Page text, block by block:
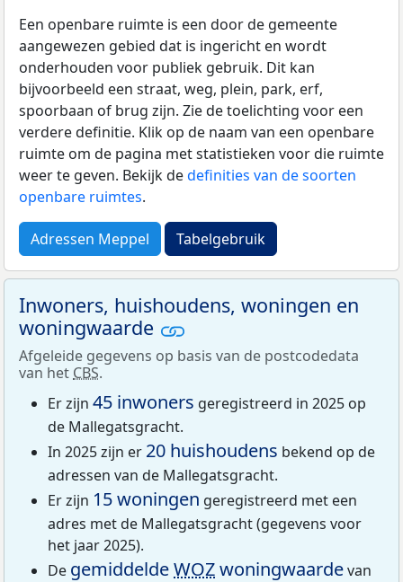
Een openbare ruimte is een door de gemeente
aangewezen gebied dat is ingericht en wordt
onderhouden voor publiek gebruik. Dit kan
bijvoorbeeld een straat, weg, plein, park, erf,
spoorbaan of brug zijn. Zie de toelichting voor een
verdere definitie. Klik op de naam van een openbare
ruimte om de pagina met statistieken voor die ruimte
weer te geven. Bekijk dedefinities van de soorten
openbare ruimtes.
Adressen Meppel Tabelgebruik
Inwoners, huishoudens, woningen en
woningwaarde
Afgeleide gegevens op basis van de postcodedata
van het CBS.
Er zijn 45 inwoners geregistreerd in 2025 op
de Mallegatsgracht.
In 2025 zijn er 20 huishoudens bekend op de
adressen van de Mallegatsgracht.
Er zijn 15 woningen geregistreerd met een
adres met de Mallegatsgracht (gegevens voor
het jaar 2025).
De gemiddeldeWOZwoningwaardevan